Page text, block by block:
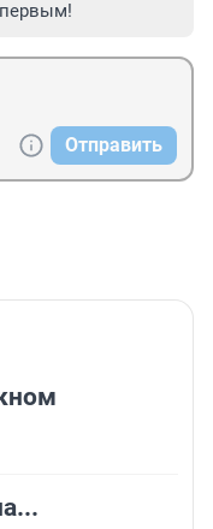
Отправить